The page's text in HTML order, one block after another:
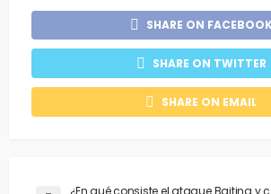
SHARE ON FACEBOOK
SHARE ON TWITTER
SHARE ON EMAIL
¿En qué consiste el ataque Baiting y